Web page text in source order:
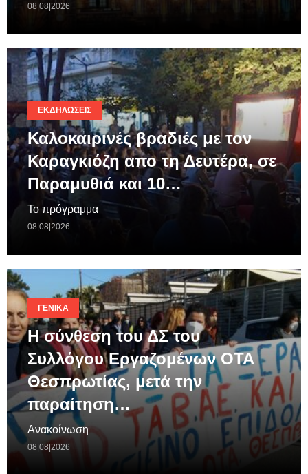
08|08|2026
ΕΚΔΗΛΏΣΕΙΣ
Καλοκαιρινές βραδιές με τον
Καραγκιόζη απο τη Δευτέρα, σε
Παραμυθιά και 10…
Το πρόγραμμα
08|08|2026
ΓΕΝΙΚΆ
Η σύνθεση του ΔΣ του
Συλλόγου Εργαζομένων ΟΤΑ
Θεσπρωτίας, μετά την
παραίτηση…
Ανακοίνωση
08|08|2026